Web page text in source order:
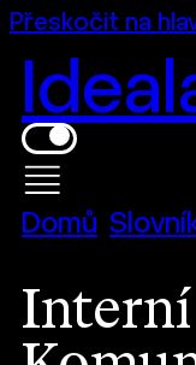
Přeskočit na
Domů
Interní